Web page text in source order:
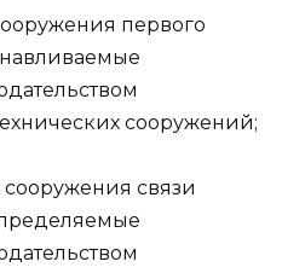
первого
сооружений;
связи